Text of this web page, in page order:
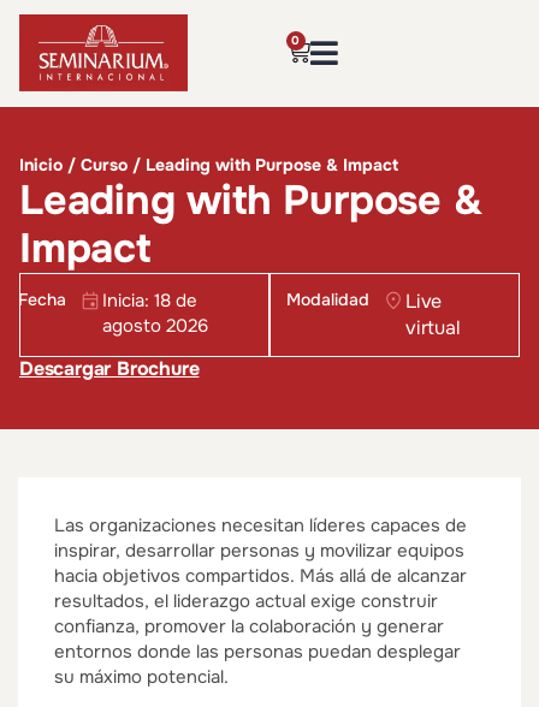
0
Inicio / Curso / Leading with Purpose & Impact
Leading with Purpose &
Impact
Fecha
Inicia: 18 de
agosto 2026
Modalidad
Live
virtual
Descargar Brochure
Las organizaciones necesitan líderes capaces de
inspirar, desarrollar personas y movilizar equipos
hacia objetivos compartidos. Más allá de alcanzar
resultados, el liderazgo actual exige construir
confianza, promover la colaboración y generar
entornos donde las personas puedan desplegar
su máximo potencial.